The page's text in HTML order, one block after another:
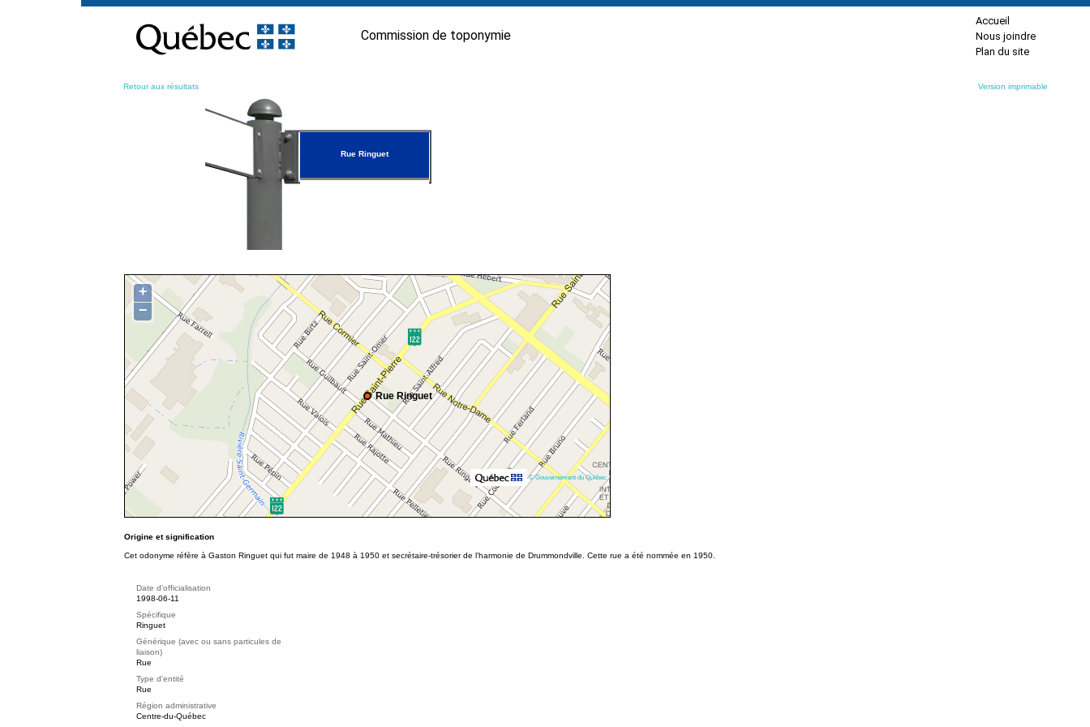
contenu
Commission de toponymie
Accueil
Nous joindre
Plan du site
Retour aux résultats Version imprimable
Rue Ringuet
Rue Ringuet
+
−
© Gouvernement du Québec
Origine et signification
Cet odonyme réfère à Gaston Ringuet qui fut maire de 1948 à 1950 et secrétaire-trésorier de l'harmonie de Drummondville. Cette rue a été nommée en 1950.
Date d'officialisation
1998-06-11
Spécifique
Ringuet
Générique (avec ou sans particules de
liaison)
Rue
Type d'entité
Rue
Région administrative
Centre-du-Québec